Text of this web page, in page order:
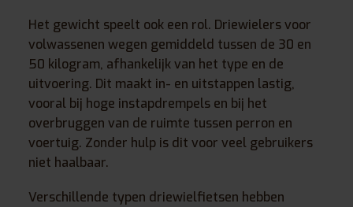
Het gewicht speelt ook een rol. Driewielers voor
volwassenen wegen gemiddeld tussen de 30 en
50 kilogram, afhankelijk van het type en de
uitvoering. Dit maakt in- en uitstappen lastig,
vooral bij hoge instapdrempels en bij het
overbruggen van de ruimte tussen perron en
voertuig. Zonder hulp is dit voor veel gebruikers
niet haalbaar.
Verschillende typen driewielfietsen hebben